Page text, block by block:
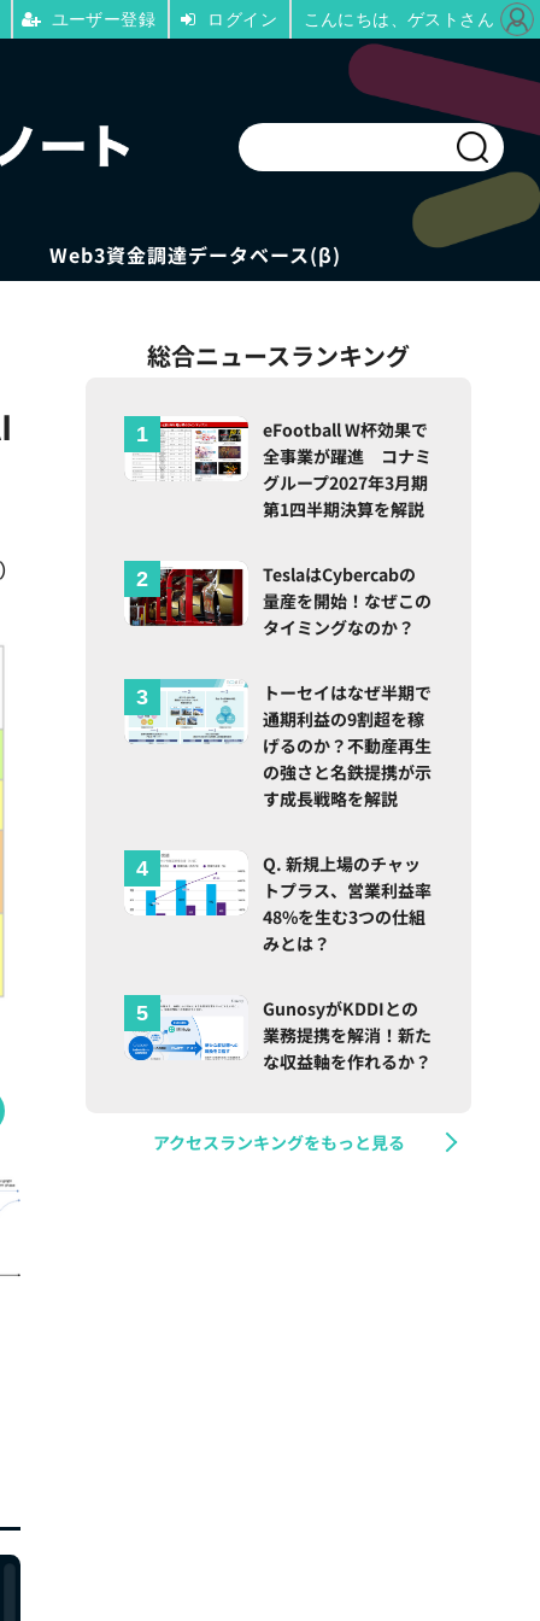
Web3資金調達データベース(β)
総合ニュースランキング
eFootball W杯効果で
全事業が躍進 コナミ
グループ2027年3月期
第1四半期決算を解説
TeslaはCybercabの
量産を開始！なぜこの
タイミングなのか？
トーセイはなぜ半期で
通期利益の9割超を稼
げるのか？不動産再生
の強さと名鉄提携が示
す成長戦略を解説
Q. 新規上場のチャッ
トプラス、営業利益率
48%を生む3つの仕組
みとは？
GunosyがKDDIとの
業務提携を解消！新た
な収益軸を作れるか？
アクセスランキングをもっと見る
ユーザー登録 ログイン こんにちは、ゲストさん